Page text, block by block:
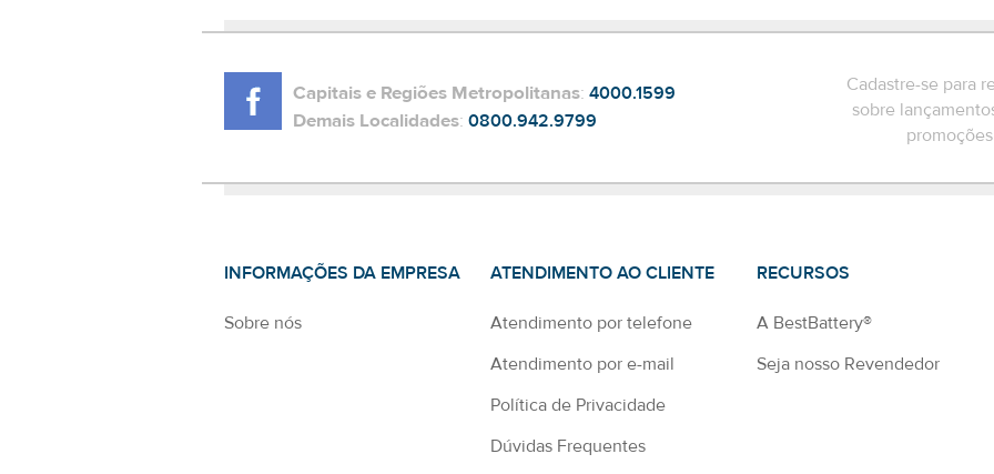
Cadastre-se para
sobre
Capitais e Regiões Metropolitanas: 4000.1599
Demais Localidades: 0800.942.9799
INFORMAÇÕES DA EMPRESA
Sobre nós
ATENDIMENTO AO CLIENTE
Atendimento por telefone
Atendimento por e-mail
Política de Privacidade
Dúvidas Frequentes
RECURSOS
A BestBattery®
Seja nosso Revendedor